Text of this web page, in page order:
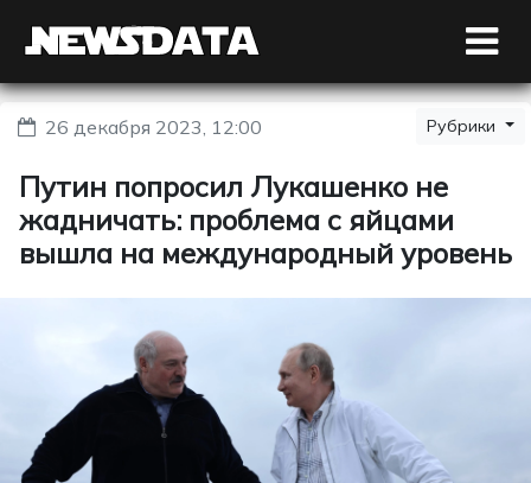
26 декабря 2023, 12:00 Рубрики
Путин попросил Лукашенко не
жадничать: проблема с яйцами
вышла на международный уровень